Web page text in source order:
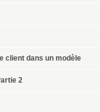
client dans un modèle
2